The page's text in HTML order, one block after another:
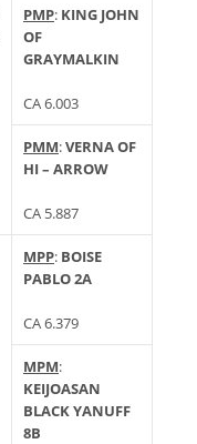
PMP: KING JOHN
OF
GRAYMALKIN
CA 6.003
PMM:VERNA OF
HI – ARROW
CA 5.887
MPP: BOISE
PABLO 2A
CA 6.379
MPM:
KEIJOASAN
BLACK YANUFF
8B